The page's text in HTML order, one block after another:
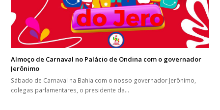
Almoço de Carnaval no Palácio de Ondina com o governador
Jerônimo
Sábado de Carnaval na Bahia com o nosso governador Jerônimo,
colegas parlamentares, o presidente da…